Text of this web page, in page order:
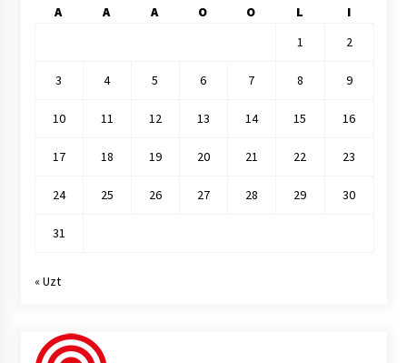
A A A O O L
I
1
2
3 4 5 6 7 8 9
10 11 12 13 14 15 16
17 18 19 20 21 22 23
24 25 26 27 28 29 30
31
« Uzt